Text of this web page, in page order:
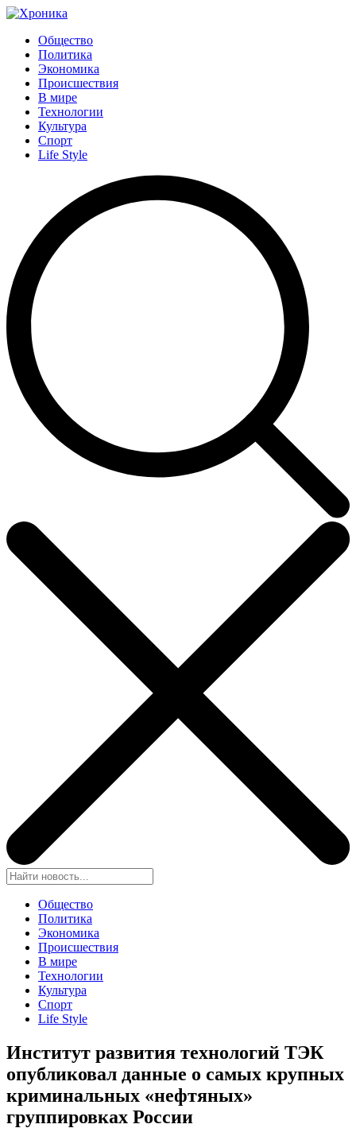
Общество
Политика
Экономика
Происшествия
В мире
Технологии
Культура
Спорт
Life Style
Общество
Политика
Экономика
Происшествия
В мире
Технологии
Культура
Спорт
Life Style
Институт развития технологий ТЭК
опубликовал данные о самых крупных
криминальных «нефтяных»
группировках России